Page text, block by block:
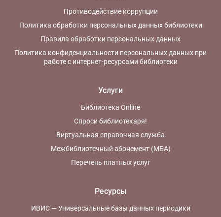
Противодействие коррупции
Политика обработки персональных данных библиотеки
Правила обработки персональных данных
Политика конфиденциальности персональных данных при
работе с интернет-ресурсами библиотеки
Услуги
Библиотека Online
Спроси библиотекаря!
Виртуальная справочная служба
Межбиблиотечный абонемент (МБА)
Перечень платных услуг
Ресурсы
ИВИС — Универсальные базы данных периодики